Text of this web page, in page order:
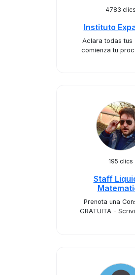
4783 clics
Instituto
Aclara todas tus
comienza tu
195 clics
Staff
Prenota una
GRATUITA -